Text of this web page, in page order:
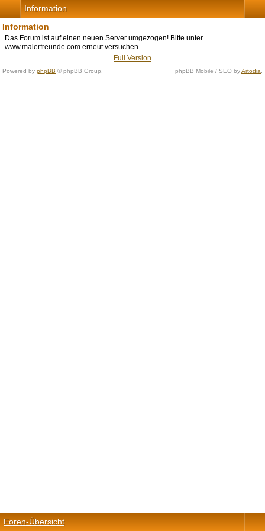
Information
Information
Das Forum ist auf einen neuen Server umgezogen! Bitte unter
www.malerfreunde.com erneut versuchen.
Full Version
Powered by phpBB © phpBB Group. phpBB Mobile / SEO byArtodia
Foren-Übersicht